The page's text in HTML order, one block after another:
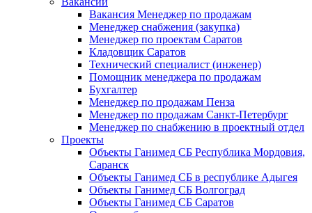
Вакансия Менеджер по продажам
Менеджер снабжения (закупка)
Менеджер по проектам Саратов
Кладовщик Саратов
Технический специалист (инженер)
Помощник менеджера по продажам
Бухгалтер
Менеджер по продажам Пенза
Менеджер по продажам Санкт-Петербург
Менеджер по снабжению в проектный отдел
Проекты
Объекты Ганимед СБ Республика Мордовия,
Саранск
Объекты Ганимед СБ в республике Адыгея
Объекты Ганимед СБ Волгоград
Объекты Ганимед СБ Саратов